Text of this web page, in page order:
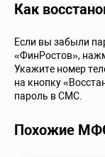
Как
Если вы забыли
«ФинРостов»,
Укажите номер
на кнопку
пароль в СМС.
Похожие